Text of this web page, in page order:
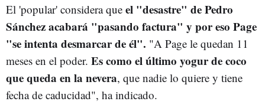
El 'popular' considera que el "desastre" de Pedro
Sánchez acabará "pasando factura" y por eso Page
"se intenta desmarcar de él". "A Page le quedan 11
meses en el poder. Es como el último yogur de coco
que queda en la nevera, que nadie lo quiere y tiene
fecha de caducidad", ha indicado.